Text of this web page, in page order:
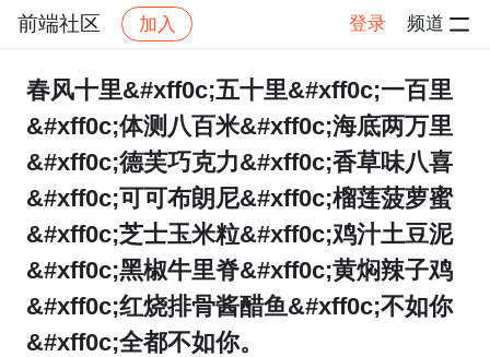
前端社区 加入 登录 频道
社区 前端社区 感慨 帖子详情
春风十里&#xff0c;五十里&#xff0c;一百里
&#xff0c;体测八百米&#xff0c;海底两万里
&#xff0c;德芙巧克力&#xff0c;香草味八喜
&#xff0c;可可布朗尼&#xff0c;榴莲菠萝蜜
&#xff0c;芝士玉米粒&#xff0c;鸡汁土豆泥
&#xff0c;黑椒牛里脊&#xff0c;黄焖辣子鸡
&#xff0c;红烧排骨酱醋鱼&#xff0c;不如你
&#xff0c;全都不如你。